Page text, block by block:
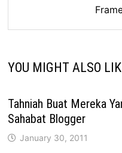
YOU MIGHT ALSO
Tahniah Buat Mereka
Sahabat Blogger
January 30, 2011